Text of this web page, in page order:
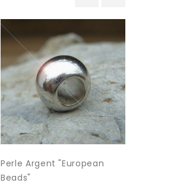
Perle Argent "european
Beads"
‹ ›